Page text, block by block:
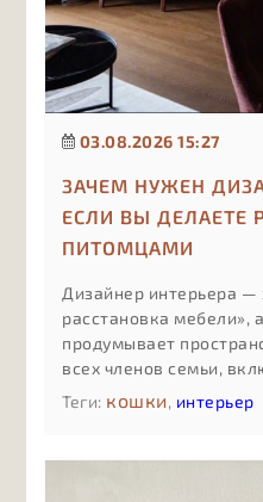
03.08.2026 15:27
ЗАЧЕМ НУЖЕН
ЕСЛИ ВЫ ДЕЛАЕТЕ
ПИТОМЦАМИ
Дизайнер интерьера —
расстановка мебели»,
продумывает
всех членов семьи,
Если в доме есть
планировке и
питомцами,
Теги: кошки, интерьер